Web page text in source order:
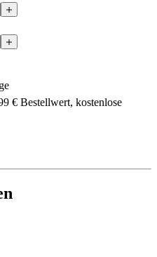
€ Bestellwert, kostenlose